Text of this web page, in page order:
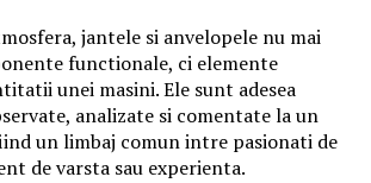
jantele si anvelopele nu mai
functionale, ci elemente
unei masini. Ele sunt adesea
analizate si comentate la un
un limbaj comun intre pasionati de
de varsta sau experienta.